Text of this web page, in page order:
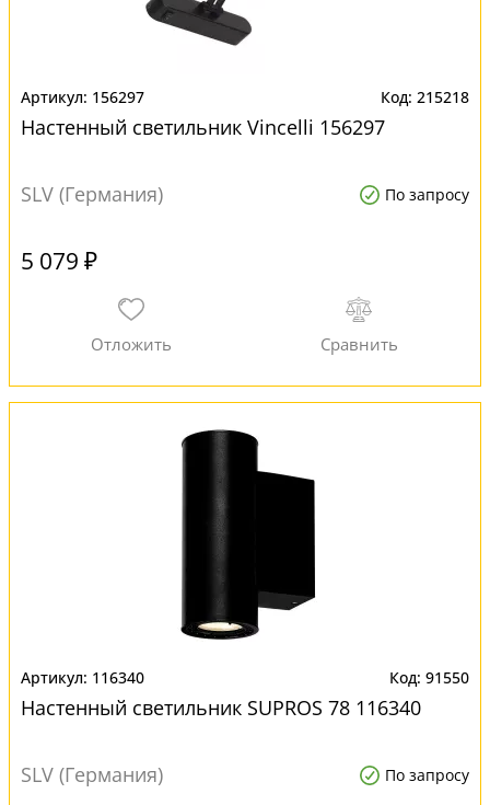
156297 215218
Настенный светильник Vincelli 156297
SLV (Германия) По запросу
5 079 ₽
116340 91550
Настенный светильник SUPROS 78 116340
SLV (Германия) По запросу